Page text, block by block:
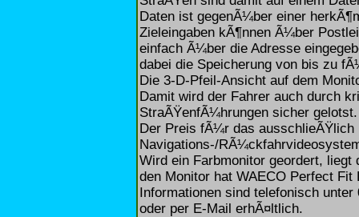
Daten ist gegenÃ¼ber einer
Zieleingaben kÃ¶nnen Ã¼ber
einfach Ã¼ber die Adresse
dabei die Speicherung von bis zu
Die 3-D-Pfeil-Ansicht auf dem
Damit wird der Fahrer auch durch
StraÃŸenfÃ¼hrungen sicher gelotst.
Der Preis fÃ¼r das ausschlieÃŸlich
Navigations-/
Wird ein Farbmonitor geordert,
den Monitor hat WAECO Perfect
Informationen sind telefonisch
oder per E-Mail erhÃ¤ltlich.